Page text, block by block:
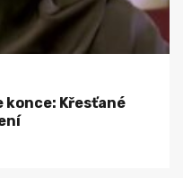
konce: Křesťané